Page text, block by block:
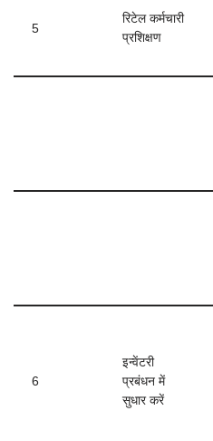
5
रिटेल कर्मचारी
प्रशिक्षण
6
इन्वेंटरी
प्रबंधन में
सुधार करें